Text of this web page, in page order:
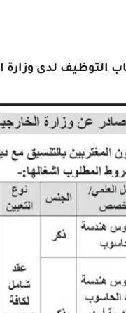
التوظيف لدى وزارة